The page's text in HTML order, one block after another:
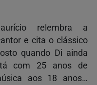
relembra a
e cita o clássico
quando Di ainda
com 25 anos de
aos 18 anos…